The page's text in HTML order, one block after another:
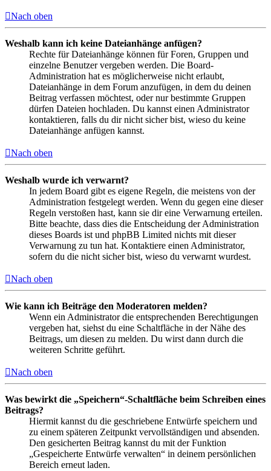
Nach oben
Weshalb kann ich keine Dateianhänge anfügen?
Rechte für Dateianhänge können für Foren, Gruppen und
einzelne Benutzer vergeben werden. Die Board-
Administration hat es möglicherweise nicht erlaubt,
Dateianhänge in dem Forum anzufügen, in dem du deinen
Beitrag verfassen möchtest, oder nur bestimmte Gruppen
dürfen Dateien hochladen. Du kannst einen Administrator
kontaktieren, falls du dir nicht sicher bist, wieso du keine
Dateianhänge anfügen kannst.
Nach oben
Weshalb wurde ich verwarnt?
In jedem Board gibt es eigene Regeln, die meistens von der
Administration festgelegt werden. Wenn du gegen eine dieser
Regeln verstoßen hast, kann sie dir eine Verwarnung erteilen.
Bitte beachte, dass dies die Entscheidung der Administration
dieses Boards ist und phpBB Limited nichts mit dieser
Verwarnung zu tun hat. Kontaktiere einen Administrator,
sofern du die nicht sicher bist, wieso du verwarnt wurdest.
Nach oben
Wie kann ich Beiträge den Moderatoren melden?
Wenn ein Administrator die entsprechenden Berechtigungen
vergeben hat, siehst du eine Schaltfläche in der Nähe des
Beitrags, um diesen zu melden. Du wirst dann durch die
weiteren Schritte geführt.
Nach oben
Was bewirkt die „Speichern“-Schaltfläche beim Schreiben eines
Beitrags?
Hiermit kannst du die geschriebene Entwürfe speichern und
zu einem späteren Zeitpunkt vervollständigen und absenden.
Den gesicherten Beitrag kannst du mit der Funktion
„Gespeicherte Entwürfe verwalten“ in deinem persönlichen
Bereich erneut laden.